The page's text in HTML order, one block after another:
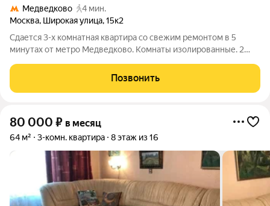
Медведково
4 мин.
Москва, Широкая улица,15к2
Сдается 3-х комнатная квартира со свежим ремонтом в 5
минутах от метро Медведково. Комнаты изолированные. 2
шлагбаумом. Можно рассматривать под офис. Рассмотрим
всех приличных. Звоните, всегда
Позвонить
80 000 ₽ в месяц
64 м² 3-комн. квартира 8 этаж из 16